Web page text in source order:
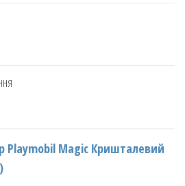
Playmobil Magic Кришталевий